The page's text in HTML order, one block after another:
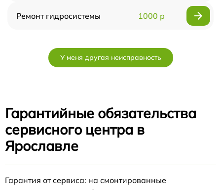
Ремонт гидросистемы 1000 р
У меня другая неисправность
Гарантийные обязательства
сервисного центра в
Ярославле
Гарантия от сервиса: на смонтированные